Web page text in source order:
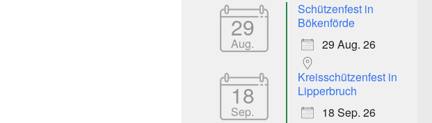
29
Aug.
Schützenfest in
Bökenförde
29 Aug. 26
18
Sep.
Kreisschützenfest in
Lipperbruch
18 Sep. 26